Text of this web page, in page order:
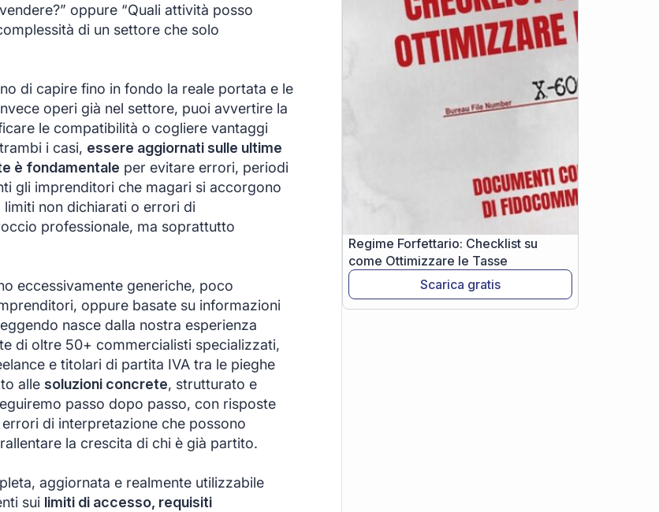
oppure “Quali attività posso
di un settore che solo
di capire fino in fondo la reale portata e le
operi già nel settore, puoi avvertire la
le compatibilità o cogliere vantaggi
i casi, essere aggiornati sulle ultime
è fondamentale per evitare errori, periodi
gli imprenditori che magari si accorgono
non dichiarati o errori di
professionale, ma soprattutto
eccessivamente generiche, poco
oppure basate su informazioni
nasce dalla nostra esperienza
di oltre 50+ commercialisti specializzati,
e titolari di partita IVA tra le pieghe
alle soluzioni concrete, strutturato e
passo dopo passo, con risposte
di interpretazione che possono
la crescita di chi è già partito.
aggiornata e realmente utilizzabile
sui limiti di accesso, requisiti
Regime Forfettario: Checklist su
come Ottimizzare le Tasse
Scarica gratis